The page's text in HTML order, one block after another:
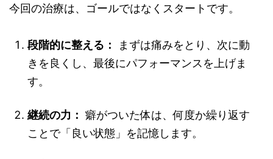
今回の治療は、ゴールではなくスタートです。
段階的に整える：
まずは痛みをとり、次に動
きを良くし、最後にパフォーマンスを上げま
す。
継続の力： 癖がついた体は、何度か繰り返す
ことで「良い状態」を記憶します。